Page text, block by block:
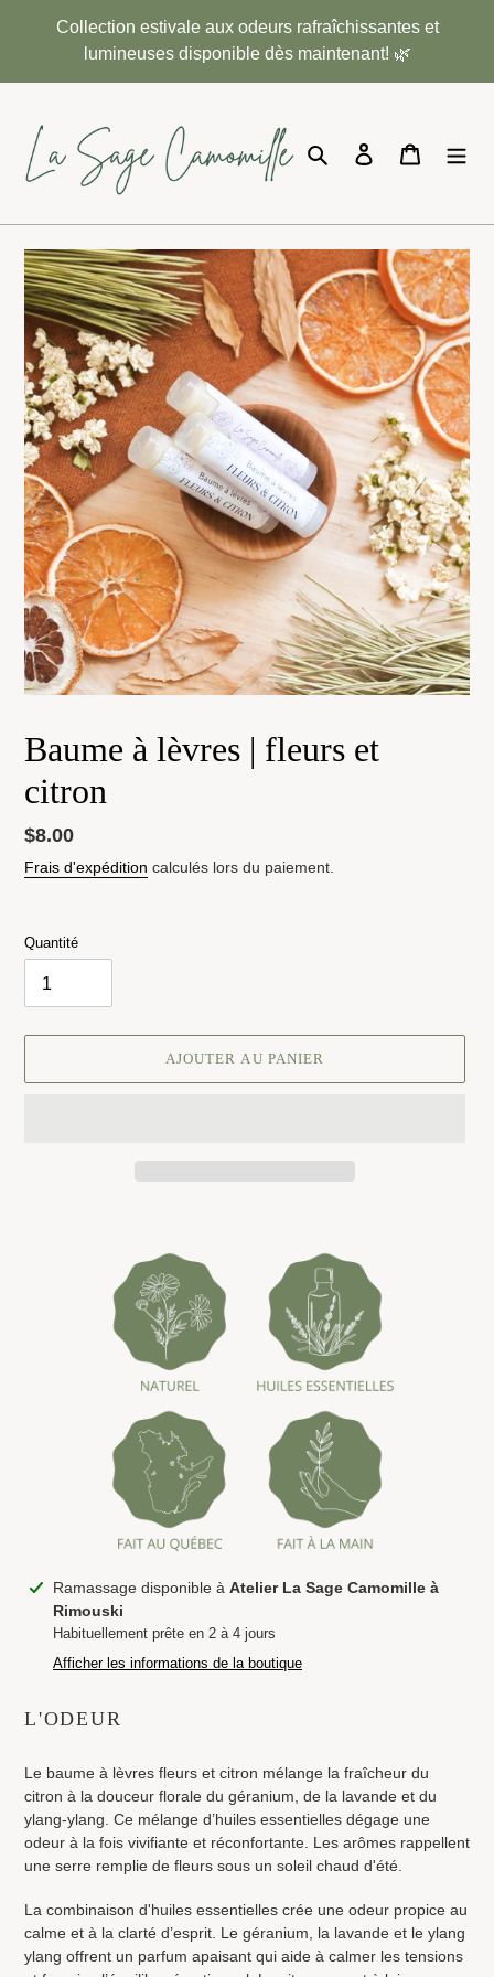
Collection estivale aux odeurs rafraîchissantes et
lumineuses disponible dès maintenant! 🌿
RechercherSe connecter
Panier
Baume à lèvres | fleurs et
citron
Prix
normal
$8.00
Frais d'expédition calculés lors du paiement.
Quantité
AJOUTER AU PANIER
Ajout
produit
Ramassage disponible à Atelier La Sage Camomille à
Rimouski
Habituellement prête en 2 à 4 jours
Afficher les informations de la boutique
L'ODEUR
Le baume à lèvres fleurs et citron mélange la fraîcheur du
citron à la douceur florale du géranium, de la lavande et du
ylang-ylang. Ce mélange d’huiles essentielles dégage une
odeur à la fois vivifiante et réconfortante. Les arômes rappellent
une serre remplie de fleurs sous un soleil chaud d'été.
La combinaison d'huiles essentielles crée une odeur propice au
calme et à la clarté d’esprit. Le géranium, la lavande et le ylang
ylang offrent un parfum apaisant qui aide à calmer les tensions